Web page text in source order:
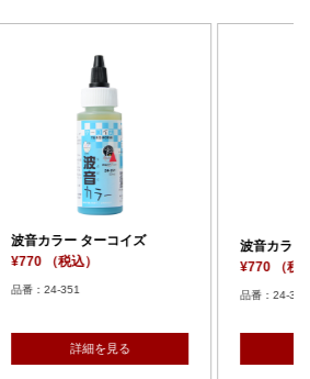
波音カラー モスグリーン